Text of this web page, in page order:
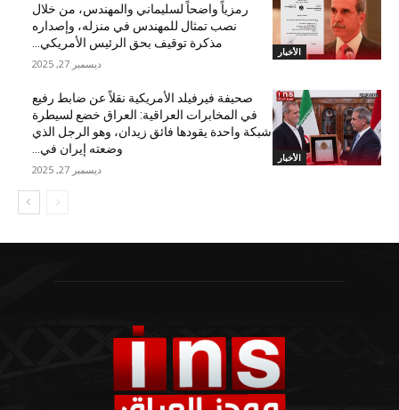
الأخبار
رمزياً واضحاً لسليماني والمهندس، من خلال
نصب تمثال للمهندس في منزله، وإصداره
مذكرة توقيف بحق الرئيس الأمريكي...
ديسمبر 27, 2025
الأخبار
صحيفة فيرفيلد الأمريكية نقلاً عن ضابط رفيع
في المخابرات العراقية: العراق خضع لسيطرة
شبكة واحدة يقودها فائق زيدان، وهو الرجل الذي
وضعته إيران في...
ديسمبر 27, 2025